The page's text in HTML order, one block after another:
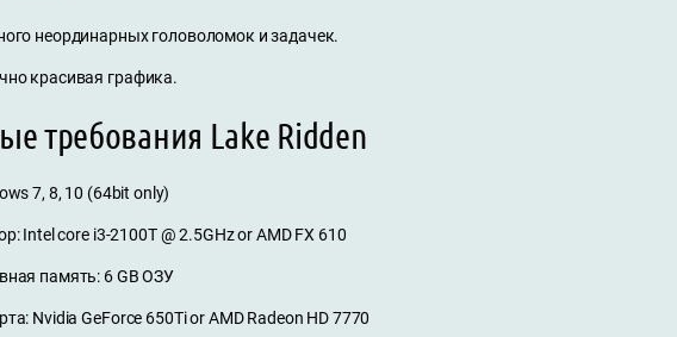
неординарных головоломок и задачек.
красивая графика.
требования Lake Ridden
7, 8, 10 (64bit only)
Intel core i3-2100T @ 2.5GHz or AMD FX 610
память: 6 GB ОЗУ
Nvidia GeForce 650Ti or AMD Radeon HD 7770